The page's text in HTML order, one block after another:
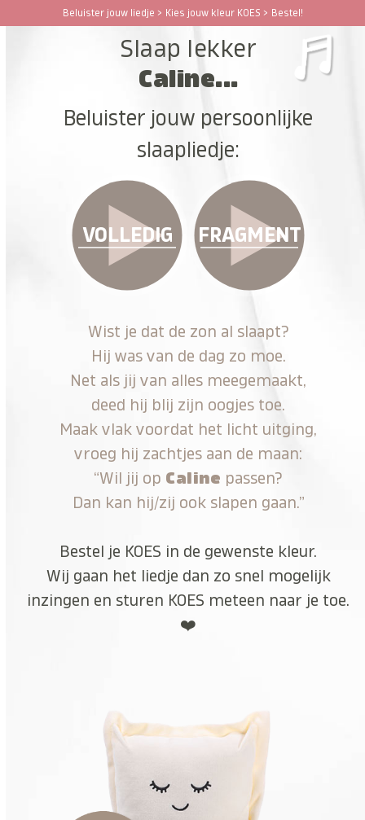
Beluister jouw liedje > Kies jouw kleur KOES > Bestel!
Open
Close
Slaap lekker
Caline...
Beluister jouw persoonlijke
slaapliedje:
VOLLEDIG FRAGMENT
Wist je dat de zon al slaapt?
Hij was van de dag zo moe.
Net als jij van alles meegemaakt,
deed hij blij zijn oogjes toe.
Maak vlak voordat het licht uitging,
vroeg hij zachtjes aan de maan:
“Wil jij op Caline passen?
Dan kan hij/zij ook slapen gaan.”
Bestel je KOES in de gewenste kleur.
Wij gaan het liedje dan zo snel mogelijk
inzingen en sturen KOES meteen naar je toe.
❤️